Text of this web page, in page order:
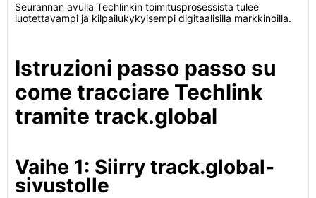
Seurannan avulla Techlinkin toimitusprosessista tulee
luotettavampi ja kilpailukykyisempi digitaalisilla markkinoilla.
Istruzioni passo passo su
come tracciare Techlink
tramite track.global
Vaihe 1: Siirry track.global-
sivustolle